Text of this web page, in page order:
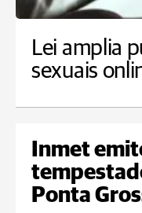
Lei amplia
sexuais
Inmet
Ponta